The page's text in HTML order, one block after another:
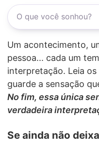
Um acontecimento,
pessoa... cada um
interpretação. Leia
guarde a sensação
No fim, essa única
verdadeira
Se ainda não